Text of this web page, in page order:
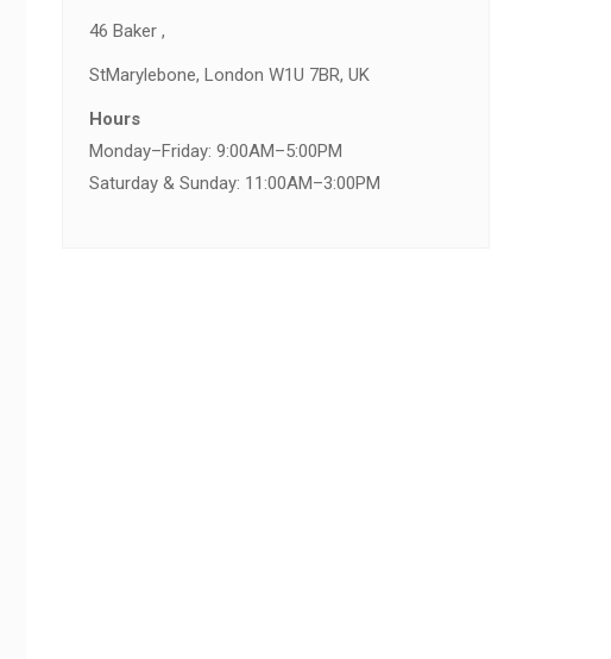
46 Baker ,
StMarylebone, London W1U 7BR, UK
Hours
Monday–Friday: 9:00AM–5:00PM
Saturday & Sunday: 11:00AM–3:00PM